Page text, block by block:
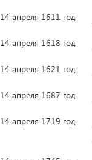
14 апреля 1611 год
14 апреля 1618 год
14 апреля 1621 год
14 апреля 1687 год
14 апреля 1719 год